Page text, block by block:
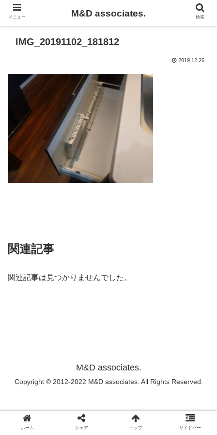
IMG_20191102_181812
2019.12.26
関連記事
関連記事は見つかりませんでした。
M&D associates.
Copyright © 2012-2022 M&D associates. All Rights Reserved.
メニュー M&D associates. 検索
ホーム シェア トップ サイドバー